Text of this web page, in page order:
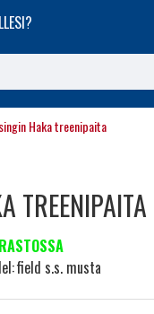
Haka treenipaita
TREENIPAITA
field s.s. musta